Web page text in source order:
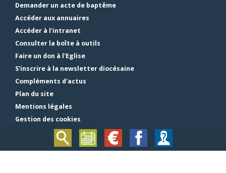
Demander un acte de baptême
Accéder aux annuaires
Accéder à l'intranet
Consulter la boîte à outils
Faire un don à l'Eglise
S'inscrire à la newsletter diocésaine
Compléments d'actus
Plan du site
Mentions légales
Gestion des cookies